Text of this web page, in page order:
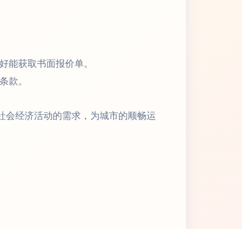
能获取书面报价单。
款。
经济活动的需求，为城市的顺畅运